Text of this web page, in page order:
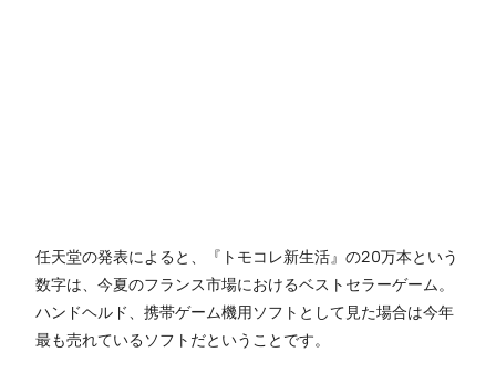
任天堂の発表によると、『トモコレ新生活』の20万本という
数字は、今夏のフランス市場におけるベストセラーゲーム。
ハンドヘルド、携帯ゲーム機用ソフトとして見た場合は今年
最も売れているソフトだということです。